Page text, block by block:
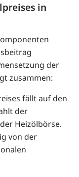
in
der
zusammen:
fällt auf den
der
Heizölbörse.
von der